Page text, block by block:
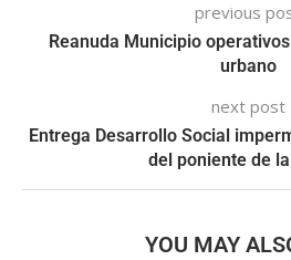
previous
Reanuda Municipio
urbano
next post
Entrega Desarrollo Social
del poniente de
YOU MAY